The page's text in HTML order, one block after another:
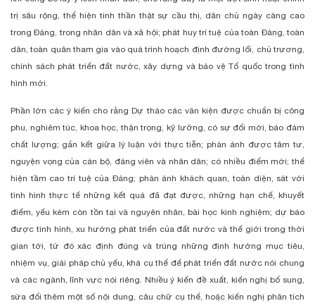
trị sâu rộng, thể hiện tinh thần thật sự cầu thị, dân chủ ngày càng cao
trong Đảng, trong nhân dân và xã hội; phát huy trí tuệ của toàn Đảng, toàn
dân, toàn quân tham gia vào quá trình hoạch định đường lối, chủ trương,
chính sách phát triển đất nước, xây dựng và bảo vệ Tổ quốc trong tình
hình mới.
Phần lớn các ý kiến cho rằng Dự thảo các văn kiện được chuẩn bị công
phu, nghiêm túc, khoa học, thận trọng, kỹ lưỡng, có sự đổi mới, bảo đảm
chất lượng; gắn kết giữa lý luận với thực tiễn; phản ánh được tâm tư,
nguyện vọng của cán bộ, đảng viên và nhân dân; có nhiều điểm mới; thể
hiện tầm cao trí tuệ của Đảng; phản ánh khách quan, toàn diện, sát với
tình hình thực tế những kết quả đã đạt được, những hạn chế, khuyết
điểm, yếu kém còn tồn tại và nguyên nhân, bài học kinh nghiệm; dự báo
được tình hình, xu hướng phát triển của đất nước và thế giới trong thời
gian tới, từ đó xác định đúng và trúng những định hướng mục tiêu,
nhiệm vụ, giải pháp chủ yếu, khá cụ thể để phát triển đất nước nói chung
và các ngành, lĩnh vực nói riêng. Nhiều ý kiến đề xuất, kiến nghị bổ sung,
sửa đổi thêm một số nội dung, câu chữ cụ thể, hoặc kiến nghị phân tích